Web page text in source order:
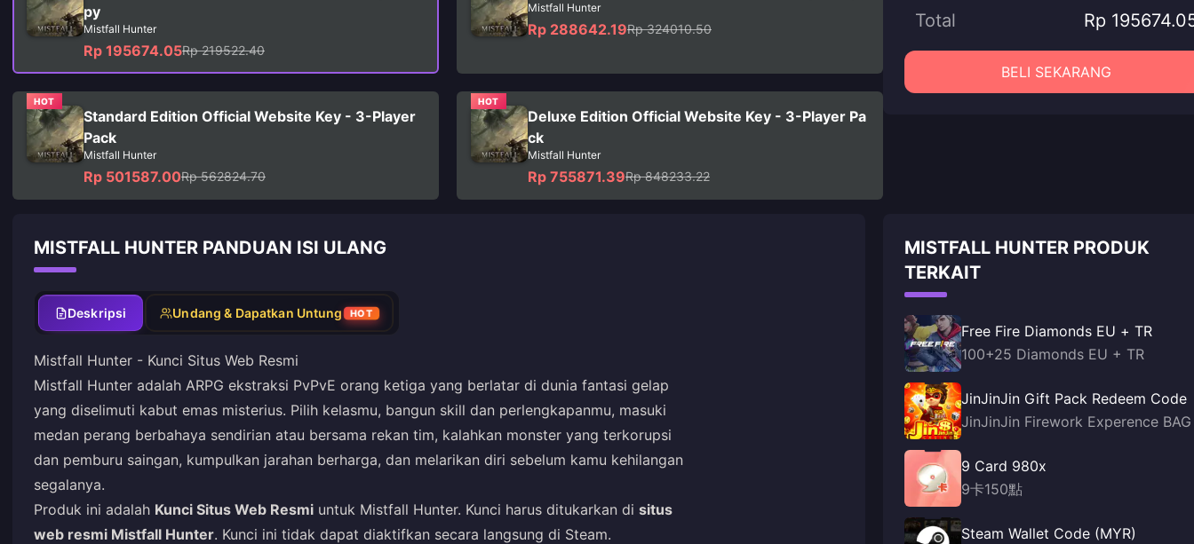
py
Mistfall Hunter
Rp 195674.05Rp 219522.40
Mistfall Hunter
Rp 288642.19Rp 324010.50
HOT
Standard Edition Official Website Key - 3-Player
Pack
Mistfall Hunter
Rp 501587.00Rp 562824.70
HOT
Deluxe Edition Official Website Key - 3-Player Pa
ck
Mistfall Hunter
Rp 755871.39Rp 848233.22
Total Rp
BELI SEKARANG
MISTFALL HUNTER PANDUAN ISI ULANG
Deskripsi Undang & Dapatkan Untung HOT
Mistfall Hunter - Kunci Situs Web Resmi
Mistfall Hunter adalah ARPG ekstraksi PvPvE orang ketiga yang berlatar di dunia fantasi gelap
yang diselimuti kabut emas misterius. Pilih kelasmu, bangun skill dan perlengkapanmu, masuki
medan perang berbahaya sendirian atau bersama rekan tim, kalahkan monster yang terkorupsi
dan pemburu saingan, kumpulkan jarahan berharga, dan melarikan diri sebelum kamu kehilangan
segalanya.
Produk ini adalah Kunci Situs Web Resmi untuk Mistfall Hunter. Kunci harus ditukarkan di situs
web resmi Mistfall Hunter. Kunci ini tidak dapat diaktifkan secara langsung di Steam.
MISTFALL HUNTER PRODUK
TERKAIT
Free Fire Diamonds EU + TR
100+25 Diamonds EU + TR
JinJinJin Gift Pack Redeem Code
JinJinJin Firework Experence BAG
9 Card 980x
9卡150點
Steam Wallet Code (MYR)